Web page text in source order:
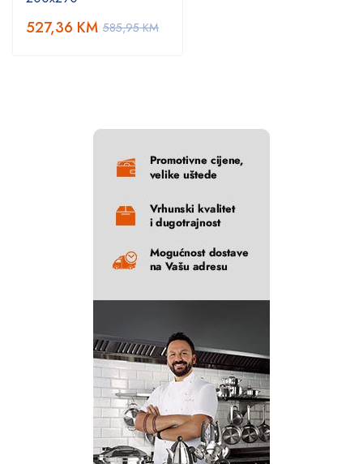
585,95KM
527,36 KM